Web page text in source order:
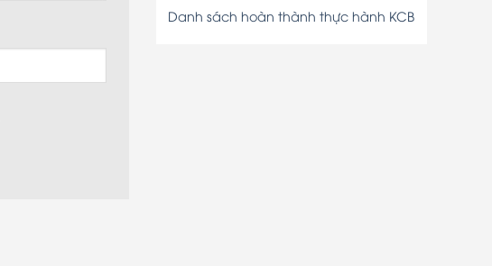
Danh sách hoàn thành thực hành KCB